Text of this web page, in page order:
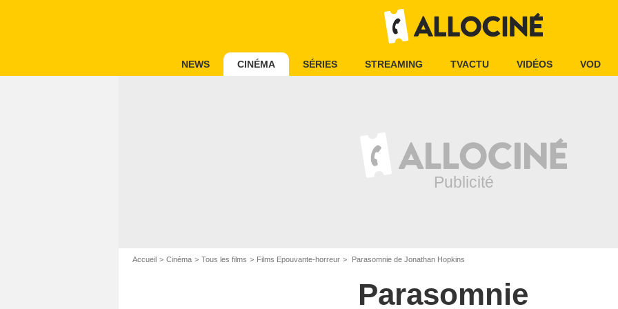
NEWS CINÉMA SÉRIES STREAMING TVACTU VIDÉOS VOD
Accueil Cinéma Tous les films Films Epouvante-horreur Parasomnie de Jonathan Hopkins
Parasomnie